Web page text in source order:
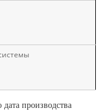
производства